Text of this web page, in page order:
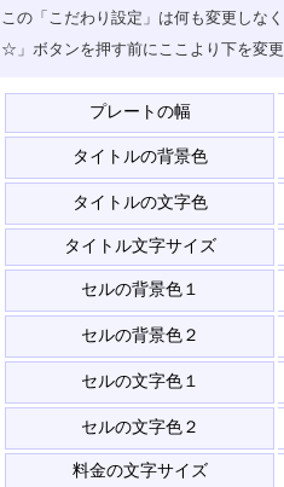
この「こだわり設定」は何も変更しな
☆」ボタンを押す前にここより下を変
プレートの幅
タイトルの背景色
タイトルの文字色
タイトル文字サイズ
セルの背景色１
セルの背景色２
セルの文字色１
セルの文字色２
料金の文字サイズ